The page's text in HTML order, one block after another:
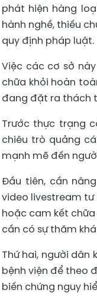
phát hiện hàng
hành nghề, thiếu
quy định pháp luật.
Việc các cơ sở
chữa khỏi hoàn
đang đặt ra thách
Trước thực trạng
chiêu trò quảng
mạnh mẽ đến
Đầu tiên, cần
video livestream
hoặc cam kết
cần có sự thăm
Thứ hai, người
bệnh viện để theo
biến chứng nguy